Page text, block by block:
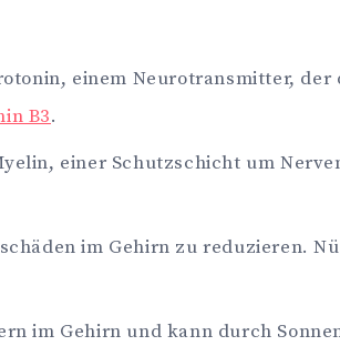
einem Neurotransmitter,
B3.
einer Schutzschicht um
im Gehirn zu reduzieren.
im Gehirn und kann durch